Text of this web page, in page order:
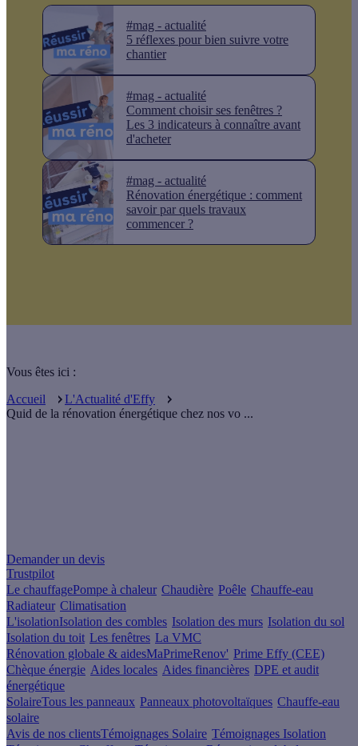
#mag - actualité
5 réflexes pour bien suivre votre
chantier
#mag - actualité
Comment choisir ses fenêtres ?
Les 3 indicateurs à connaître avant
d'acheter
#mag - actualité
Rénovation énergétique : comment
savoir par quels travaux
commencer ?
Vous êtes ici :
Accueil
L'Actualité d'Effy
Quid de la rénovation énergétique chez nos vo ...
Demander un devis
Trustpilot
Le chauffagePompe à chaleur Chaudière Poêle Chauffe-eau
Radiateur Climatisation
L'isolationIsolation des combles Isolation des murs Isolation du sol
Isolation du toit Les fenêtres La VMC
Rénovation globale & aidesMaPrimeRenov' Prime Effy (CEE)
Chèque énergie Aides locales Aides financières DPE et audit
énergétique
SolaireTous les panneaux Panneaux photovoltaïques Chauffe-eau
solaire
Avis de nos clientsTémoignages Solaire Témoignages Isolation